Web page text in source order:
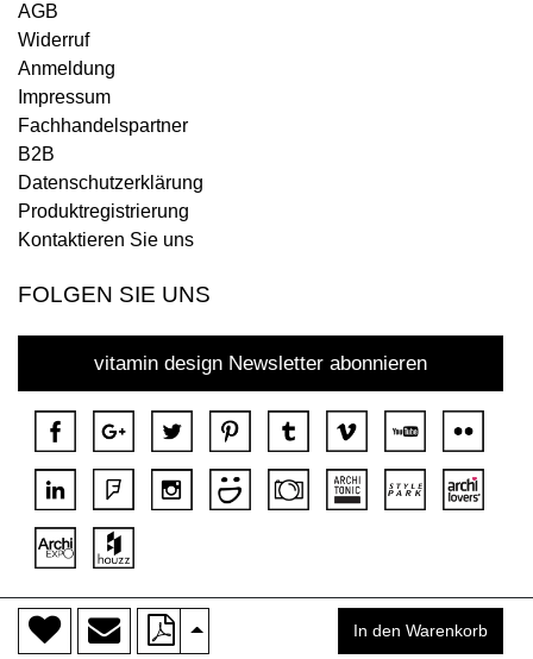
> In den Warenkorb
AGB
Widerruf
Anmeldung
Impressum
Fachhandelspartner
B2B
Datenschutzerklärung
Produktregistrierung
Kontaktieren Sie uns
FOLGEN SIE UNS
vitamin design Newsletter abonnieren
Copyright © 2018 DONA Alle Rechte vorbehalten.